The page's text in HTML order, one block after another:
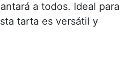
a todos. Ideal para
tarta es versátil y